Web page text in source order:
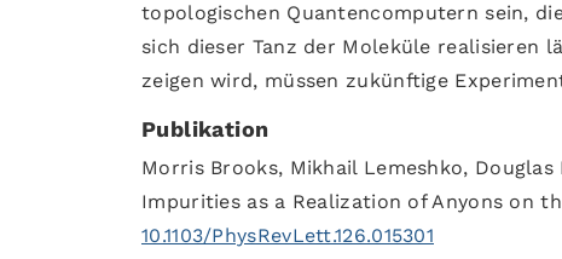
topologischen Quantencomputern sein,
sich dieser Tanz der Moleküle realisieren
zeigen wird, müssen zukünftige
Publikation
Morris Brooks, Mikhail Lemeshko,
Impurities as a Realization of Anyons on
10.1103/PhysRevLett.126.015301